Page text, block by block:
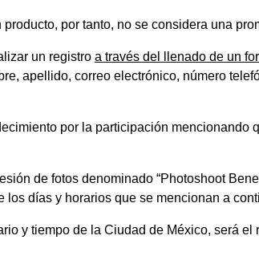
por tanto, no se considera una
un registro a través del llenado de un
apellido, correo electrónico, número
por la participación mencionando
de fotos denominado “Photoshoot
días y horarios que se mencionan a
y tiempo de la Ciudad de México, será